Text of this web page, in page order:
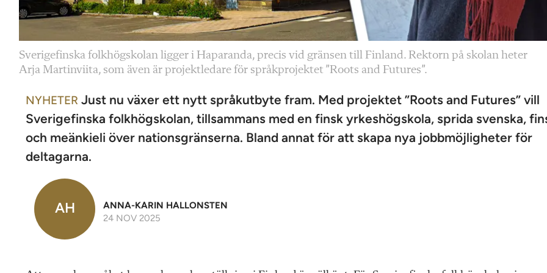
Sverigefinska folkhögskolan ligger i Haparanda, precis vid gränsen till Finland. Rektorn på skolan heter
Arja Martinviita, som även är projektledare för språkprojektet ”Roots and Futures”.
NYHETER Just nu växer ett nytt språkutbyte fram. Med projektet ”Roots and Futures” vill
Sverigefinska folkhögskolan, tillsammans med en finsk yrkeshögskola, sprida svenska,
och meänkieli över nationsgränserna. Bland annat för att skapa nya jobbmöjligheter för
deltagarna.
AH
ANNA-KARIN HALLONSTEN
24 NOV 2025